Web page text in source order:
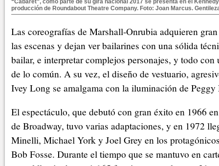
“Cabaret”, como parte de su gira nacional 2017 se presenta en el
producción de Roundabout Theatre Company. Foto: Joan Marcus.
Las coreografías de Marshall-Onrubia adquieren
las escenas y dejan ver bailarines con una sólida
bailar, e interpretar complejos personajes, y todo
de lo común. A su vez, el diseño de vestuario,
Ivey Long se amalgama con la iluminación de Peggy
El espectáculo, que debutó con gran éxito en 1966
de Broadway, tuvo varias adaptaciones, y en 1972
Minelli, Michael York y Joel Grey en los
Bob Fosse. Durante el tiempo que se mantuvo en